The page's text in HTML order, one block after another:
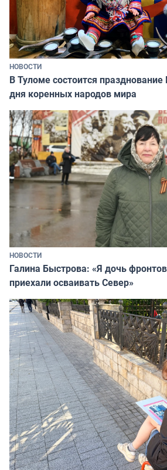
НОВОСТИ
В Туломе состоится
дня коренных народов мира
НОВОСТИ
Галина Быстрова: «Я дочь
приехали осваивать Север»